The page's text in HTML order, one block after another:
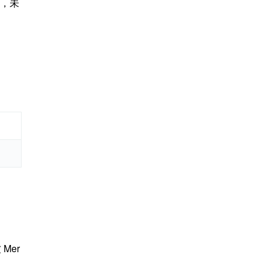
未
Mer